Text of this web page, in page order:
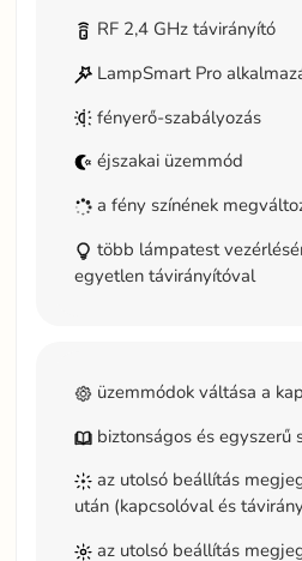
RF 2,4 GHz távirányító
LampSmart Pro
fényerő-szabályozás
éjszakai üzemmód
a fény színének
több lámpatest
egyetlen távirányítóval
üzemmódok váltása a
biztonságos és egyszerű
az utolsó beállítás
után (kapcsolóval és
az utolsó beállítás